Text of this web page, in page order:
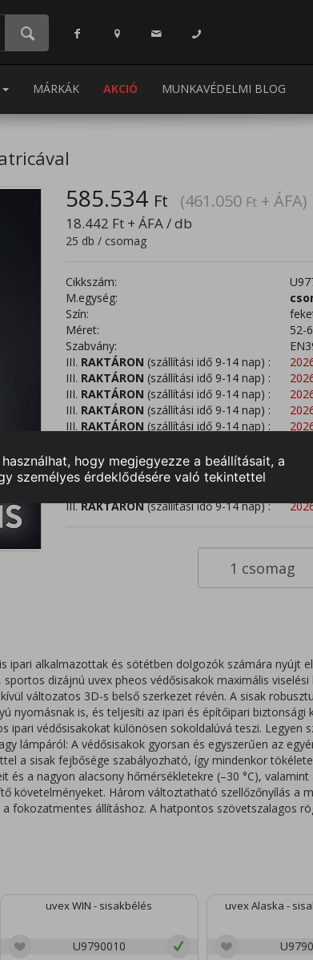
MÁRKÁK AKCIÓ MUNKAVÉDELMI BLOG
585.534 Ft (461.050 Ft + ÁFA)
18.442 Ft + ÁFA / db
25 db / csomag
Cikkszám:
M.egység:
Szín:
Méret:
52-
Szabvány:
III. RAKTÁRON (szállítási idő 9-14 nap) :
III. RAKTÁRON (szállítási idő 9-14 nap) :
III. RAKTÁRON (szállítási idő 9-14 nap) :
III. RAKTÁRON (szállítási idő 9-14 nap) :
III. RAKTÁRON (szállítási idő 9-14 nap) :
III.RAKTÁRON(szállítási idő 9-14 nap) :
III. RAKTÁRON(szállítási idő 9-14 nap) :
III.RAKTÁRON(szállítási idő 9-14 nap) :
ipari alkalmazottak és sötétben dolgozók számára nyújt
dizájnú uvex pheos védősisakok maximális
változatos 3D-s belső szerkezet révén. A sisak
nyomásnak is, és teljesíti az ipari és építőipari biztonsági
ipari védősisakokat különösen sokoldalúvá teszi. Legyen
lámpáról: A védősisakok gyorsan és egyszerűen az
a sisak fejbősége szabályozható, így mindenkor
és a nagyon alacsony hőmérsékletekre (–30 °C),
követelményeket. Három változtatható szellőzőnyílás a
fokozatmentes állításhoz. A hatpontos szövetszalagos
uvex WIN - sisakbélés
U9790010
uvex Alaska -